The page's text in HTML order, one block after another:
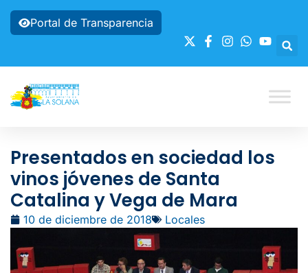
Portal de Transparencia
Presentados en sociedad los
vinos jóvenes de Santa
Catalina y Vega de Mara
10 de diciembre de 2018 Locales